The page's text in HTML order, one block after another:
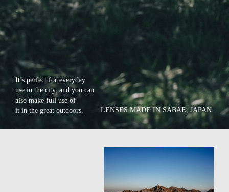
It’s perfect for everyday
use in the city, and you can
also make full use of
it in the great outdoors.
LENSES MADE IN SABAE, JAPAN.